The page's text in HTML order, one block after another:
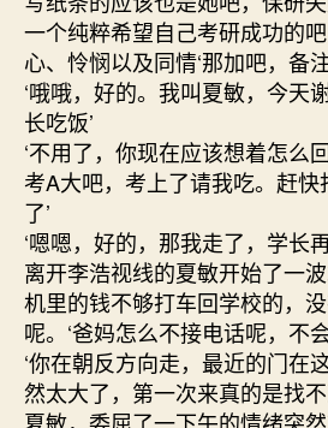
一个纯粹希望自己考研成功的
心、怜悯以及同情‘那加吧，备
‘哦哦，好的。我叫夏敏，今天
长吃饭’
‘不用了，你现在应该想着怎么
考A大吧，考上了请我吃。赶
了’
‘嗯嗯，好的，那我走了，学长
离开李浩视线的夏敏开始了一
机里的钱不够打车回学校的，
呢。‘爸妈怎么不接电话呢，不
‘你在朝反方向走，最近的门在
然太大了，第一次来真的是找不